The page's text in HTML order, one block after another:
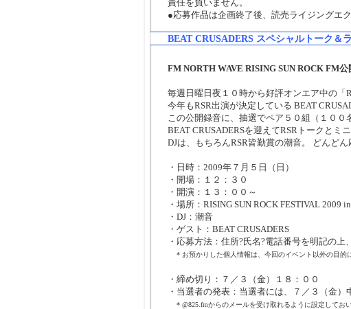
責任を負いません。
●応募作品は企画終了後、読売ライジングエ
BEAT CRUSADERS スペシャルトーク＆
FM NORTH WAVE RISING SUN ROCK FM公
毎週日曜日夜１０時から好評オンエア中の「
今年もRSR出演が決定している BEAT
この公開録音に、抽選でペア５０組（１００
BEAT CRUSADERSを迎えてRSRトークとミ
DJは、もちろんRSR皆勤賞の潮音。 どんど
・日時：2009年７月５日（日）
・開場：１２：３０
・開演：１３：００～
・場所：RISING SUN ROCK FESTIVAL 2009
・DJ：潮音
・ゲスト：BEAT CRUSADERS
・応募方法：住所?氏名?電話番号を明記の上、
* お預かりした個人情報は、今回のイベント以外の目的
・締め切り：７／３（金）１８：００
・当選者の発表：当選者には、７／３（金）
* @825.fmからのメールを受け取れるように設定してお